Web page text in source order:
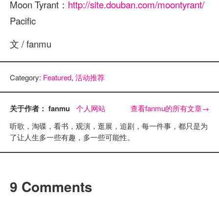
Moon Tyrant： http://site.douban.com/moontyrant/
Pacific
文 / fanmu
Category: Featured, 活动推荐
关于作者： fanmu 个人网站 查看fanmu的所有文章→
听歌，淘碟，看书，观演，逛展，追剧，每一件事，都只是为
了让人生多一些有趣，多一些可能性。
9 Comments